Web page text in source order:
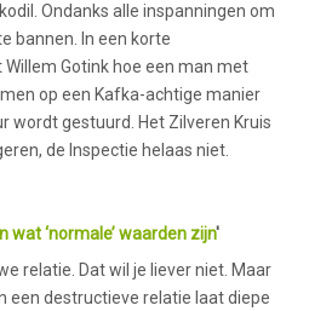
Ondanks alle inspanningen om
bannen. In een korte
Gotink hoe een man met
op een Kafka-achtige manier
wordt gestuurd. Het Zilveren Kruis
de Inspectie helaas niet.
wat ‘normale’ waarden zijn'
relatie. Dat wil je liever niet. Maar
een destructieve relatie laat diepe